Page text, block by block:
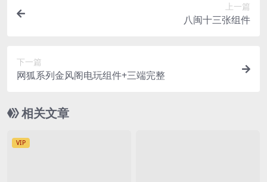
上一篇
八闽十三张组件
下一篇
网狐系列金风阁电玩组件+三端完整
相关文章
VIP